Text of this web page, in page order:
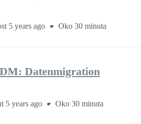
5 years ago Oko 30 minuta
Datenmigration
5 years ago Oko 30 minuta